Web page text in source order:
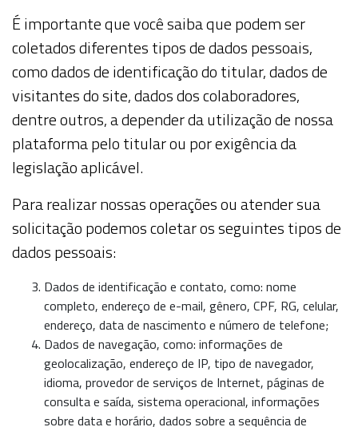
É importante que você saiba que podem ser
coletados diferentes tipos de dados pessoais,
como dados de identificação do titular, dados de
visitantes do site, dados dos colaboradores,
dentre outros, a depender da utilização de nossa
plataforma pelo titular ou por exigência da
legislação aplicável.
Para realizar nossas operações ou atender sua
solicitação podemos coletar os seguintes tipos de
dados pessoais:
Dados de identificação e contato, como: nome
completo, endereço de e-mail, gênero, CPF, RG, celular,
endereço, data de nascimento e número de telefone;
Dados de navegação, como: informações de
geolocalização, endereço de IP, tipo de navegador,
idioma, provedor de serviços de Internet, páginas de
consulta e saída, sistema operacional, informações
sobre data e horário, dados sobre a sequência de